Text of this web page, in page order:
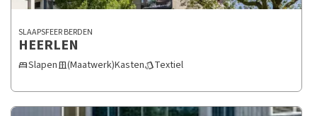
SLAAPSFEER BERDEN
HEERLEN
bedSlapendoor_sliding(Maatwerk)KastenstyleTextiel